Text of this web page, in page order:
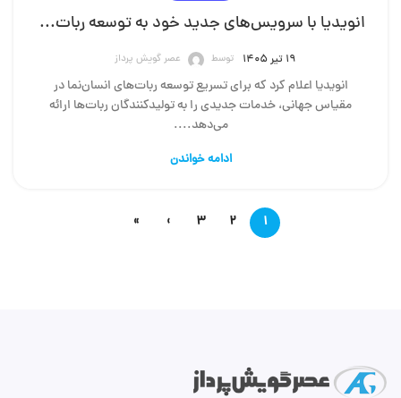
انویدیا با سرویس‌های جدید خود به توسعه ربات‌های انسان‌نما سرعت می‌دهد.
۱۹ تیر ۱۴۰۵ توسط عصر گویش پرداز
انویدیا اعلام کرد که برای تسریع توسعه ربات‌های انسان‌نما در
مقیاس جهانی، خدمات جدیدی را به تولیدکنندگان ربات‌ها ارائه
می‌دهد....
ادامه خواندن
۱ ۲ ۳ ›
»